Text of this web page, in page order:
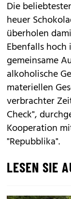
Die
heuer
überholen
Ebenfalls hoch
gemeinsame
alkoholische
materiellen
verbrachter
Check",
Kooperation
"Repubblika".
LESEN SIE